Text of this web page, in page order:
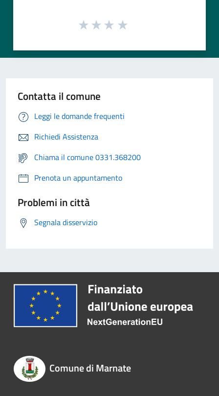
Contatta il comune
Leggi le domande frequenti
Richiedi Assistenza
Chiama il comune 0331.368200
Prenota un appuntamento
Problemi in città
Segnala disservizio
Comune di Marnate